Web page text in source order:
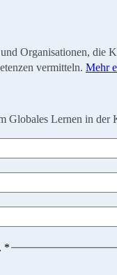
Organisationen,
vermitteln. Mehr
Globales Lernen in der
*